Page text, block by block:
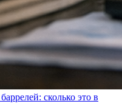
сколько это в